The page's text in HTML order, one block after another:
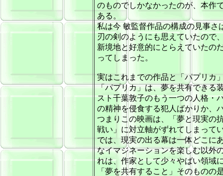
のものでしかなかったのが、本作
ある。
私は今 敏監督作品の構成の見事さ
刃の剣のようにも思えていたので
新境地と好意的にとらえていたの
ってしまった。
実はこれまでの作品と「パプリカ
「パプリカ」は、夢を共有できる
スト千葉敦子のもう一つの人格・
の精神を侵食する犯人ばかりか、
つまりこの映画は、「夢と現実の
戦い」に対立軸がずれてしまって
では、現実の出る幕は一体どこに
なイマジネーションを楽しむ以外
れは、作家として少々やばい領域
「夢を共有すること」そのもの